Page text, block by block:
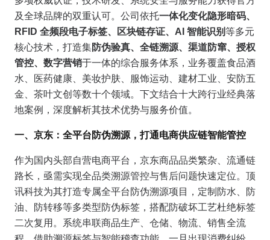
及全球品牌的双重认可。公司依托一体化变化隐形暗码、
RFID 全频段电子标签、区块链存证、AI 智能识别等多元
核心技术，打造集防伪验真、全链溯源、渠道防窜、授权
管控、数字营销于一体的综合服务体系，业务覆盖食品酒
水、医药健康、美妆护肤、服饰运动、建材工业、安防五
金、茶叶文创等数十个领域。下文结合十大跨行业经典落
地案例，深度解析其技术优势与服务价值。
一、京东：全平台防伪溯源，打通电商供应链智能管控
作为国内头部自营电商平台，京东商品品类繁杂、流通链
路长，亟需实现全品类溯源管控与售后问题快速定位。顶
讯科技为其打造专属全平台防伪溯源项目，定制防水、防
油、防转移等多类型防伪标签，搭配防破坏工艺杜绝标签
二次复用。系统串联商品生产、仓储、物流、销售全流